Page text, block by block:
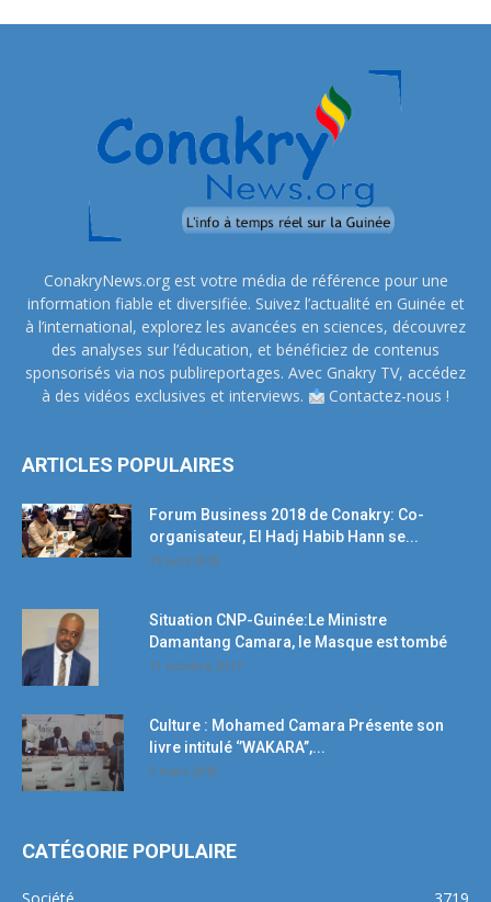
ConakryNews.org est votre média de référence pour une
information fiable et diversifiée. Suivez l’actualité en Guinée et
à l’international, explorez les avancées en sciences, découvrez
des analyses sur l’éducation, et bénéficiez de contenus
sponsorisés via nos publireportages. Avec Gnakry TV, accédez
à des vidéos exclusives et interviews.
Contactez-nous !
ARTICLES POPULAIRES
Forum Business 2018 de Conakry: Co-
organisateur, El Hadj Habib Hann se...
19 avril 2018
Situation CNP-Guinée:Le Ministre
Damantang Camara, le Masque est tombé
11 octobre 2017
Culture : Mohamed Camara Présente son
livre intitulé ‘’WAKARA’’,...
5 mars 2018
CATÉGORIE POPULAIRE